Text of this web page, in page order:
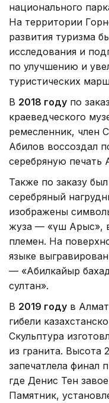
национального
На территории
развития туризма
исследования и
по улучшению и
туристических
В 2018 году по
краеведческого
ремесленник, член
Абилов воссоздал
серебряную печать
Также по заказу
серебряный
изображены
жуза — «үш Арыс»,
племен. На
языке
— «Абилкайыр
султан».
В 2019 году в
гибели
Скульптура
из гранита. Высота
запечатлела
где Денис Тен
Памятник,